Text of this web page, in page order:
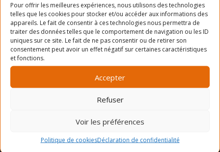
Pour offrir les meilleures expériences, nous utilisons des technologies
telles que les cookies pour stocker et/ou accéder aux informations des
appareils. Le fait de consentir à ces technologies nous permettra de
traiter des données telles que le comportement de navigation ou les ID
uniques sur ce site. Le fait de ne pas consentir ou de retirer son
consentement peut avoir un effet négatif sur certaines caractéristiques
et fonctions.
Accepter
Refuser
Voir les préférences
Politique de cookiesDéclaration de confidentialité
LA MISSION
Ancré dans le quartier Rosemont depuis 1966, le Service
des Loisirs Angus-Bourbonnière contribue significative à
l’épanouissement et au bien-être de sa communauté en
sociocommunautaires et récréatives diversifiées,
accessibles et de qualité. Pour réaliser cette mission, le
SLAB propose quatre sessions d’activités de loisir (hiver,